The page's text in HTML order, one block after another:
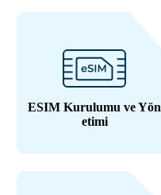
ESIM Kurulumu ve Yön
etimi